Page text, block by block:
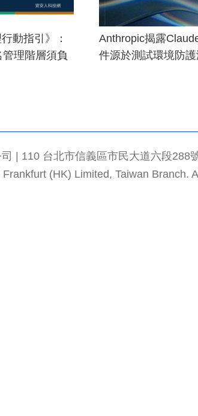
動指引》：
理階層須負
Anthropic揭露
件源於測試環境防護
| 110 台北市信義區市民大道六段288
(HK) Limited, Taiwan Branch.